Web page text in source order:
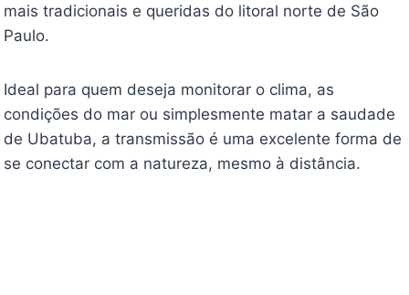
mais tradicionais e queridas do litoral norte de São
Paulo.
Ideal para quem deseja monitorar o clima, as
condições do mar ou simplesmente matar a saudade
de Ubatuba, a transmissão é uma excelente forma de
se conectar com a natureza, mesmo à distância.